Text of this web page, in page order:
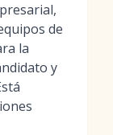
de
la
y